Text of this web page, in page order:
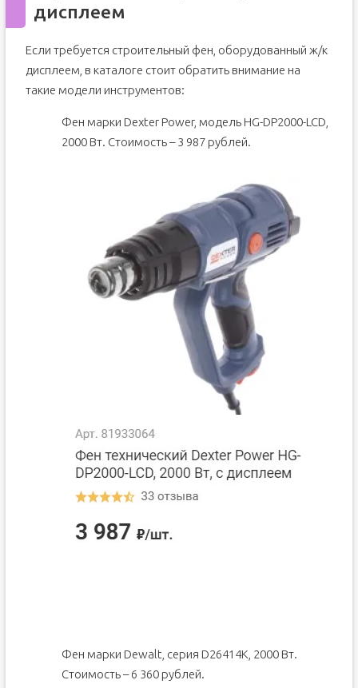
дисплеем
Если требуется строительный фен, оборудованный ж/к
дисплеем, в каталоге стоит обратить внимание на
такие модели инструментов:
Фен марки Dexter Power, модель HG-DP2000-LCD,
2000 Вт. Стоимость – 3 987 рублей.
Фен марки Dewalt, серия D26414K, 2000 Вт.
Стоимость – 6 360 рублей.